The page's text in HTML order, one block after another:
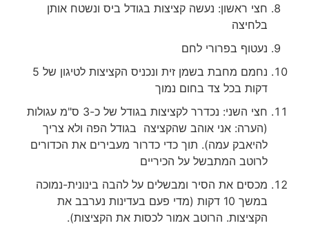
חצי ראשון: נעשה קציצות בגודל ביס ונשטח אותן
בלחיצה
נעטוף בפרורי לחם
נחמם מחבת בשמן זית ונכניס הקציצות לטיגון של 5
דקות בכל צד בחום נמוך
חצי השני: נכדרר לקציצות בגודל של כ-3 ס"מ עגולות
(הערה: אני אוהב שהקציצה בגודל הפה ולא צריך
להיאבק עמה). תוך כדי כדרור מעבירים את הכדורים
לרוטב המתבשל על הכיריים
מכסים את הסיר ומבשלים על להבה בינונית-נמוכה
במשך 10 דקות (מדי פעם בעדינות נערבב את
הקציצות. הרוטב אמור לכסות את הקציצות).